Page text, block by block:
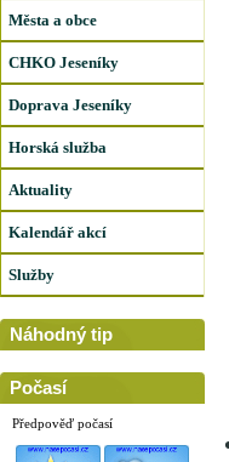
Města a obce
CHKO Jeseníky
Doprava Jeseníky
Horská služba
Aktuality
Kalendář akcí
Služby
Náhodný tip
Počasí
Předpověď počasí